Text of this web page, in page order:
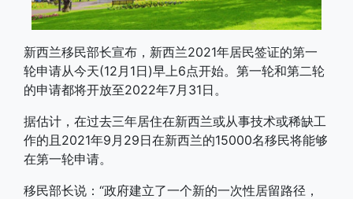
新西兰移民部长宣布，新西兰2021年居民签证的第一
轮申请从今天(12月1日)早上6点开始。第一轮和第二轮
的申请都将开放至2022年7月31日。
据估计，在过去三年居住在新西兰或从事技术或稀缺工
作的且2021年9月29日在新西兰的15000名移民将能够
在第一轮申请。
移民部长说：“政府建立了一个新的一次性居留路径，